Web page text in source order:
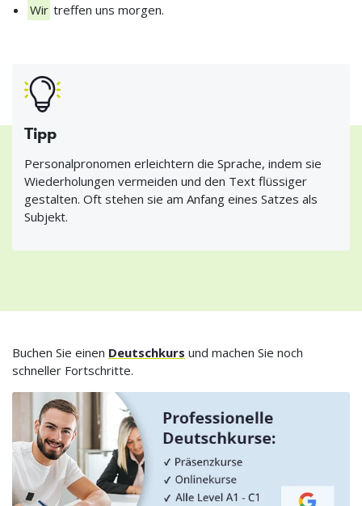
Wir treffen uns morgen.
Tipp
Personalpronomen erleichtern die Sprache, indem sie
Wiederholungen vermeiden und den Text flüssiger
gestalten. Oft stehen sie am Anfang eines Satzes als
Subjekt.
Buchen Sie einen Deutschkurs und machen Sie noch
schneller Fortschritte.